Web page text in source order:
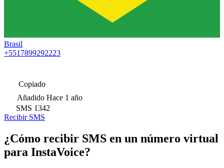
Brasil
+5517899292223
Copiado
Añadido Hace 1 año
SMS 1342
Recibir SMS
¿Cómo recibir SMS en un número virtual
para InstaVoice?